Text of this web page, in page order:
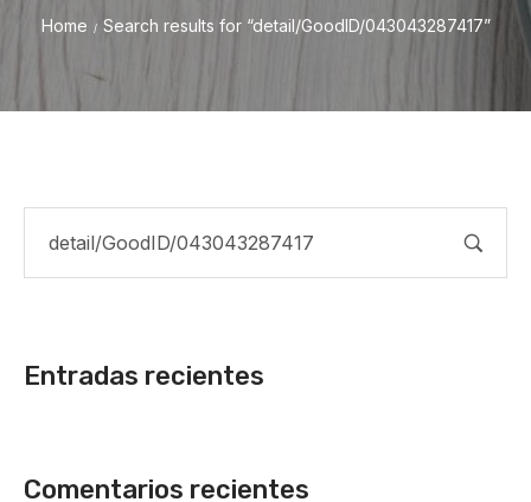
Home / Search results for “detail/GoodID/043043287417”
Entradas recientes
Comentarios recientes